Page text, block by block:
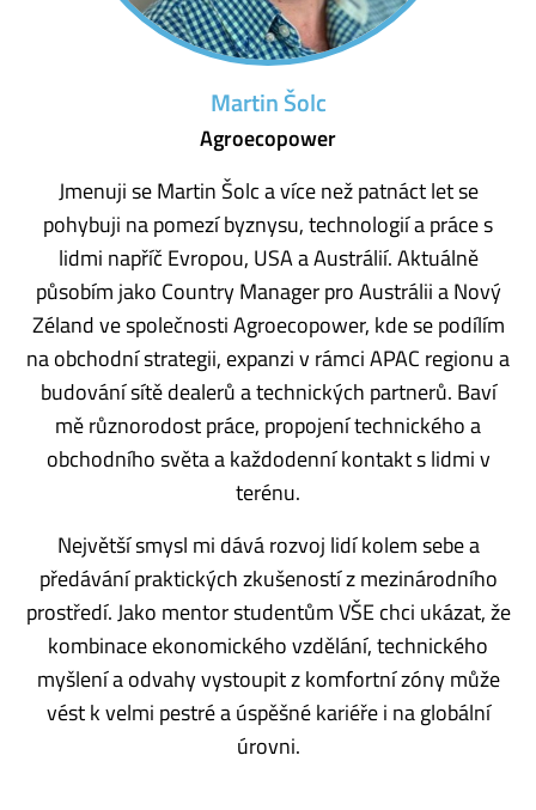
Martin Šolc
Agroecopower
Jmenuji se Martin Šolc a více než patnáct let se
pohybuji na pomezí byznysu, technologií a práce s
lidmi napříč Evropou, USA a Austrálií. Aktuálně
působím jako Country Manager pro Austrálii a Nový
Zéland ve společnosti Agroecopower, kde se podílím
na obchodní strategii, expanzi v rámci APAC regionu a
budování sítě dealerů a technických partnerů. Baví
mě různorodost práce, propojení technického a
obchodního světa a každodenní kontakt s lidmi v
terénu.
Největší smysl mi dává rozvoj lidí kolem sebe a
předávání praktických zkušeností z mezinárodního
prostředí. Jako mentor studentům VŠE chci ukázat, že
kombinace ekonomického vzdělání, technického
myšlení a odvahy vystoupit z komfortní zóny může
vést k velmi pestré a úspěšné kariéře i na globální
úrovni.